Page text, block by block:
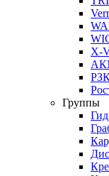
X-
Группы